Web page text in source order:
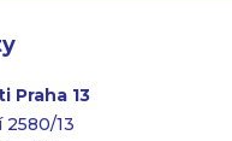
Praha 13
13